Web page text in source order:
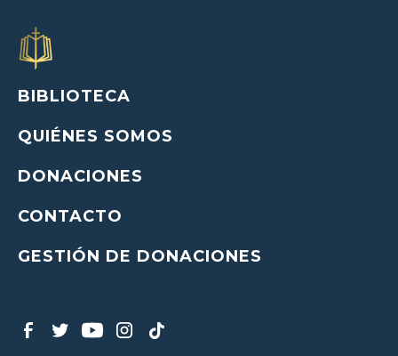
BIBLIOTECA
QUIÉNES SOMOS
DONACIONES
CONTACTO
GESTIÓN DE DONACIONES